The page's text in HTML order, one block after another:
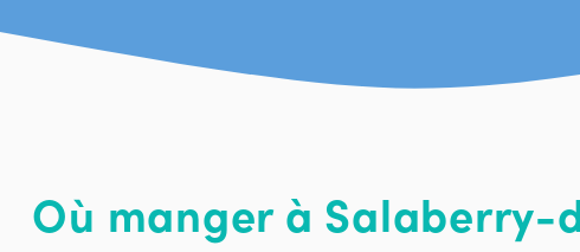
Où manger à Salaberry-